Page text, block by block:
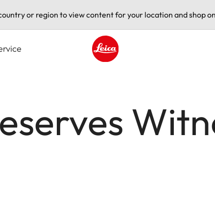
or region to view content for your location and shop